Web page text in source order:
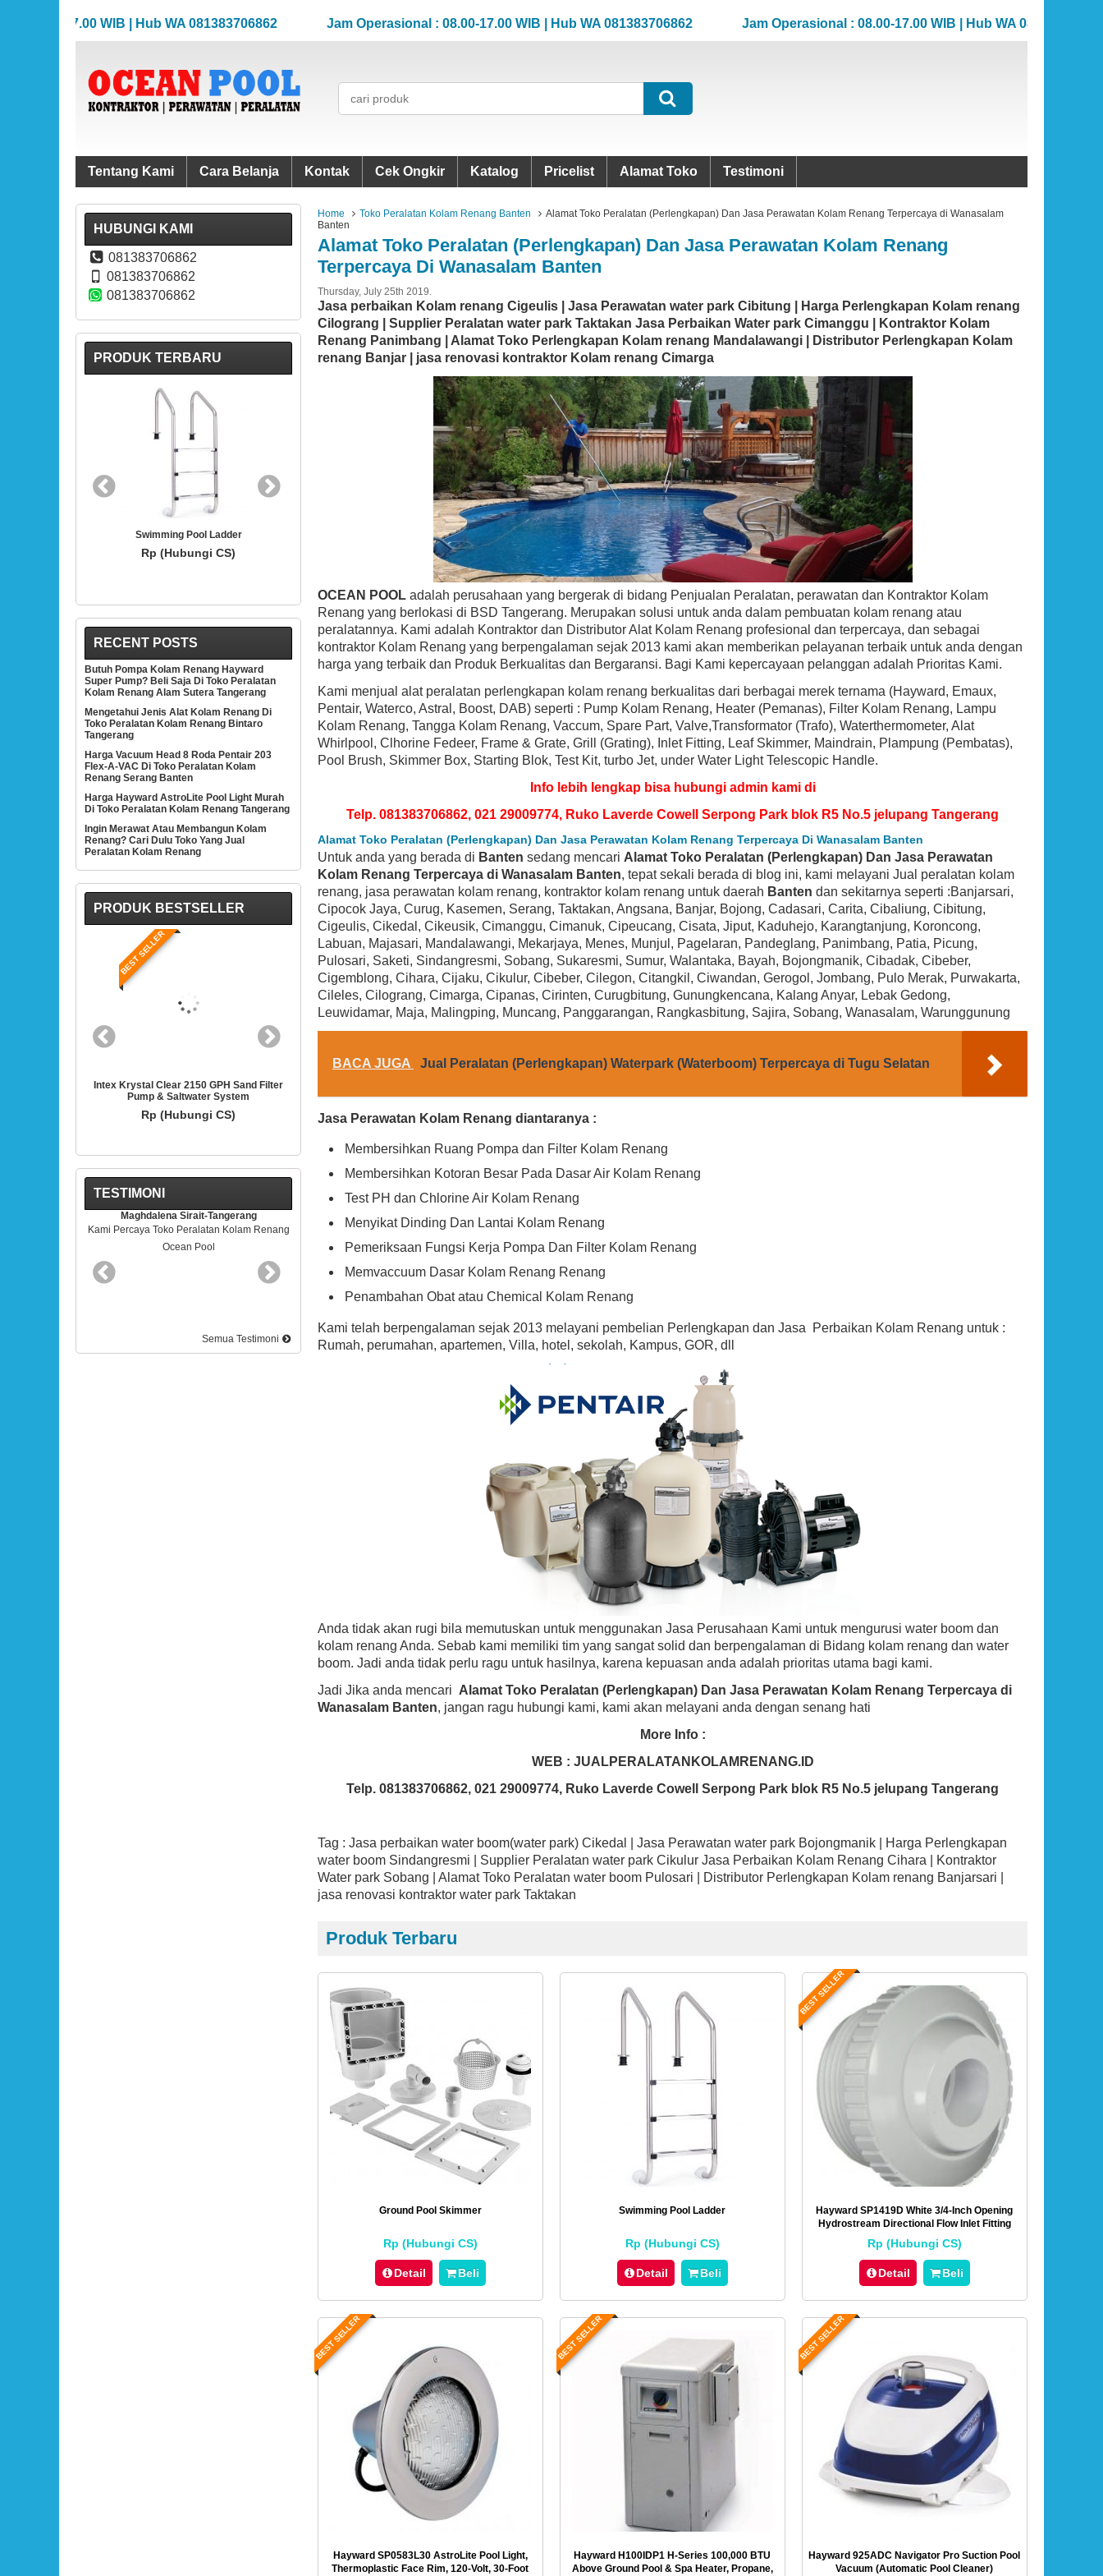
17.00 WIB | Hub WA 081383706862 Jam Operasional : 08.00-17.00 WIB | Hub WA 081383706862 Jam Operasional : 08.00-17.00 WIB | Hub WA 081383706862
Tentang Kami Cara Belanja Kontak Cek Ongkir Katalog Pricelist Alamat Toko Testimoni
Home Toko Peralatan Kolam Renang Banten
Alamat Toko Peralatan (Perlengkapan) Dan Jasa Perawatan Kolam Renang Terpercaya di Wanasalam
Banten
Alamat Toko Peralatan (Perlengkapan) Dan Jasa Perawatan Kolam Renang
Terpercaya Di Wanasalam Banten
Thursday, July 25th 2019.
Jasa perbaikan Kolam renang Cigeulis | Jasa Perawatan water park Cibitung | Harga Perlengkapan Kolam renang
Cilograng | Supplier Peralatan water park Taktakan Jasa Perbaikan Water park Cimanggu | Kontraktor Kolam
Renang Panimbang | Alamat Toko Perlengkapan Kolam renang Mandalawangi | Distributor Perlengkapan Kolam
renang Banjar | jasa renovasi kontraktor Kolam renang Cimarga
OCEAN POOL adalah perusahaan yang bergerak di bidang Penjualan Peralatan, perawatan dan Kontraktor Kolam
Renang yang berlokasi di BSD Tangerang. Merupakan solusi untuk anda dalam pembuatan kolam renang atau
peralatannya. Kami adalah Kontraktor dan Distributor Alat Kolam Renang profesional dan terpercaya, dan sebagai
kontraktor Kolam Renang yang berpengalaman sejak 2013 kami akan memberikan pelayanan terbaik untuk anda dengan
harga yang terbaik dan Produk Berkualitas dan Bergaransi. Bagi Kami kepercayaan pelanggan adalah Prioritas Kami.
Kami menjual alat peralatan perlengkapan kolam renang berkualitas dari berbagai merek ternama (Hayward, Emaux,
Pentair, Waterco, Astral, Boost, DAB) seperti : Pump Kolam Renang, Heater (Pemanas), Filter Kolam Renang, Lampu
Kolam Renang, Tangga Kolam Renang, Vaccum, Spare Part, Valve,Transformator (Trafo), Waterthermometer, Alat
Whirlpool, Clhorine Fedeer, Frame & Grate, Grill (Grating), Inlet Fitting, Leaf Skimmer, Maindrain, Plampung (Pembatas),
Pool Brush, Skimmer Box, Starting Blok, Test Kit, turbo Jet, under Water Light Telescopic Handle.
Info lebih lengkap bisa hubungi admin kami di
Telp. 081383706862, 021 29009774, Ruko Laverde Cowell Serpong Park blok R5 No.5 jelupang Tangerang
Alamat Toko Peralatan (Perlengkapan) Dan Jasa Perawatan Kolam Renang Terpercaya Di Wanasalam Banten
Untuk anda yang berada di Banten sedang mencari Alamat Toko Peralatan (Perlengkapan) Dan Jasa Perawatan
Kolam Renang Terpercaya di Wanasalam Banten, tepat sekali berada di blog ini, kami melayani Jual peralatan kolam
renang, jasa perawatan kolam renang, kontraktor kolam renang untuk daerah Banten dan sekitarnya seperti :Banjarsari,
Cipocok Jaya, Curug, Kasemen, Serang, Taktakan, Angsana, Banjar, Bojong, Cadasari, Carita, Cibaliung, Cibitung,
Cigeulis, Cikedal, Cikeusik, Cimanggu, Cimanuk, Cipeucang, Cisata, Jiput, Kaduhejo, Karangtanjung, Koroncong,
Labuan, Majasari, Mandalawangi, Mekarjaya, Menes, Munjul, Pagelaran, Pandeglang, Panimbang, Patia, Picung,
Pulosari, Saketi, Sindangresmi, Sobang, Sukaresmi, Sumur, Walantaka, Bayah, Bojongmanik, Cibadak, Cibeber,
Cigemblong, Cihara, Cijaku, Cikulur, Cibeber, Cilegon, Citangkil, Ciwandan, Gerogol, Jombang, Pulo Merak, Purwakarta,
Cileles, Cilograng, Cimarga, Cipanas, Cirinten, Curugbitung, Gunungkencana, Kalang Anyar, Lebak Gedong,
Leuwidamar, Maja, Malingping, Muncang, Panggarangan, Rangkasbitung, Sajira, Sobang, Wanasalam, Warunggunung
BACA JUGA Jual Peralatan (Perlengkapan) Waterpark (Waterboom) Terpercaya di Tugu Selatan
Jasa Perawatan Kolam Renang diantaranya :
Membersihkan Ruang Pompa dan Filter Kolam Renang
Membersihkan Kotoran Besar Pada Dasar Air Kolam Renang
Test PH dan Chlorine Air Kolam Renang
Menyikat Dinding Dan Lantai Kolam Renang
Pemeriksaan Fungsi Kerja Pompa Dan Filter Kolam Renang
Memvaccuum Dasar Kolam Renang Renang
Penambahan Obat atau Chemical Kolam Renang
Kami telah berpengalaman sejak 2013 melayani pembelian Perlengkapan dan Jasa Perbaikan Kolam Renang untuk :
Rumah, perumahan, apartemen, Villa, hotel, sekolah, Kampus, GOR, dll
Anda tidak akan rugi bila memutuskan untuk menggunakan Jasa Perusahaan Kami untuk mengurusi water boom dan
kolam renang Anda. Sebab kami memiliki tim yang sangat solid dan berpengalaman di Bidang kolam renang dan water
boom. Jadi anda tidak perlu ragu untuk hasilnya, karena kepuasan anda adalah prioritas utama bagi kami.
Jadi Jika anda mencari Alamat Toko Peralatan (Perlengkapan) Dan Jasa Perawatan Kolam Renang Terpercaya di
Wanasalam Banten, jangan ragu hubungi kami, kami akan melayani anda dengan senang hati
More Info :
WEB : JUALPERALATANKOLAMRENANG.ID
Telp. 081383706862, 021 29009774, Ruko Laverde Cowell Serpong Park blok R5 No.5 jelupang Tangerang
Tag : Jasa perbaikan water boom(water park) Cikedal | Jasa Perawatan water park Bojongmanik | Harga Perlengkapan
water boom Sindangresmi | Supplier Peralatan water park Cikulur Jasa Perbaikan Kolam Renang Cihara | Kontraktor
Water park Sobang | Alamat Toko Peralatan water boom Pulosari | Distributor Perlengkapan Kolam renang Banjarsari |
jasa renovasi kontraktor water park Taktakan
Produk Terbaru
Ground Pool Skimmer
Rp (Hubungi CS)
Detail Beli
Swimming Pool Ladder
Rp (Hubungi CS)
Detail Beli
BEST SELLER
Hayward SP1419D White 3/4-Inch Opening
Hydrostream Directional Flow Inlet Fitting
With 1-1/2-Inch MIP Thread
Rp (Hubungi CS)
Detail Beli
BEST SELLER
Hayward SP0583L30 AstroLite Pool Light,
Thermoplastic Face Rim, 120-Volt, 30-Foot
BEST SELLER
Hayward H100IDP1 H-Series 100,000 BTU
Above Ground Pool & Spa Heater, Propane,
BEST SELLER
Hayward 925ADC Navigator Pro Suction Pool
Vacuum (Automatic Pool Cleaner)
HUBUNGI KAMI
081383706862
081383706862
081383706862
PRODUK TERBARU
BEST SELLER
Hayward SP1419D White 3/4-Inch Opening
Hydrostream Directional Flow Inlet Fitting
With 1-1/2-Inch MIP Thread
BEST SELLER
Hayward SP0583L30 AstroLite Pool Light,
Thermoplastic Face Rim, 120-Volt, 30-Foot
Rp (Hubungi CS)
BEST SELLER
Hayward H100IDP1 H-Series 100,000 BTU
Above Ground Pool & Spa Heater, Propane,
Low Nox
Rp (Hubungi CS)
Ground Pool Skimmer
Rp (Hubungi CS)
RECENT POSTS
Butuh Pompa Kolam Renang Hayward
Super Pump? Beli Saja Di Toko Peralatan
Kolam Renang Alam Sutera Tangerang
Mengetahui Jenis Alat Kolam Renang Di
Toko Peralatan Kolam Renang Bintaro
Tangerang
Harga Vacuum Head 8 Roda Pentair 203
Flex-A-VAC Di Toko Peralatan Kolam
Renang Serang Banten
Harga Hayward AstroLite Pool Light Murah
Di Toko Peralatan Kolam Renang Tangerang
Ingin Merawat Atau Membangun Kolam
Renang? Cari Dulu Toko Yang Jual
Peralatan Kolam Renang
PRODUK BESTSELLER
Clear 2150 GPH Sand Filter
Intex 28635EG Krystal Clear Cartridge Filter
Pump For Above Ground Pools
Rp (Hubungi CS)
BEST SELLER
1/2-Horsepower Above-Ground Pool Pump
Rp (Hubungi CS)
BEST SELLER
Above-Ground Swimming Pool Pump
BEST SELLER
Control Value, Black
TESTIMONI
Peralatan Kolam Renang
Rudy Kris-BSD Tangerang
Pelayananya Mantap. Terimakasih
Semua Testimoni